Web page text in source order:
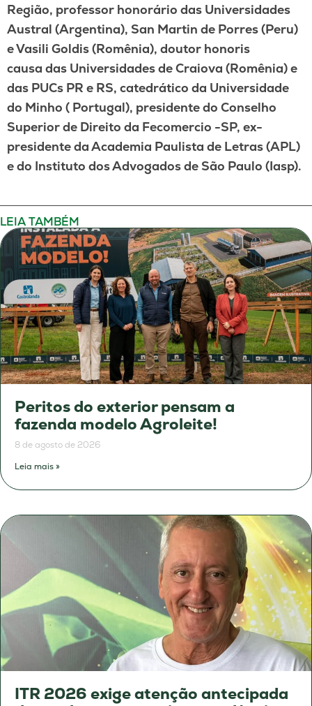
Região, professor honorário das Universidades
Austral (Argentina), San Martin de Porres (Peru)
e Vasili Goldis (Romênia), doutor honoris
causa das Universidades de Craiova (Romênia) e
das PUCs PR e RS, catedrático da Universidade
do Minho ( Portugal), presidente do Conselho
Superior de Direito da Fecomercio -SP, ex-
presidente da Academia Paulista de Letras (APL)
e do Instituto dos Advogados de São Paulo (Iasp).
LEIA TAMBÉM
Peritos do exterior pensam a
fazenda modelo Agroleite!
8 de agosto de 2026
Leia mais »
ITR 2026 exige atenção antecipada